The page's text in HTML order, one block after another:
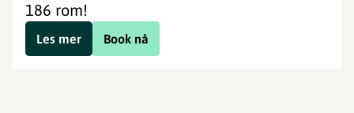
186 rom!
Book nå
Les mer